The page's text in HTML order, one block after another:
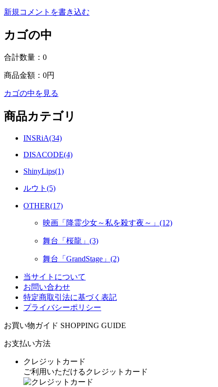
新規コメントを書き込む
カゴの中
合計数量： 0
商品金額： 0円
カゴの中を見る
商品カテゴリ
INSRiA(34)
DISACODE(4)
ShinyLips(1)
ルウト(5)
OTHER(17)
映画「降霊少女～私を殺す夜～」(12)
舞台「桜龍」(3)
舞台「GrandStage」(2)
当サイトについて
お問い合わせ
特定商取引法に基づく表記
プライバシーポリシー
お買い物ガイド SHOPPING GUIDE
お支払い方法
クレジットカード
ご利用いただけるクレジットカード